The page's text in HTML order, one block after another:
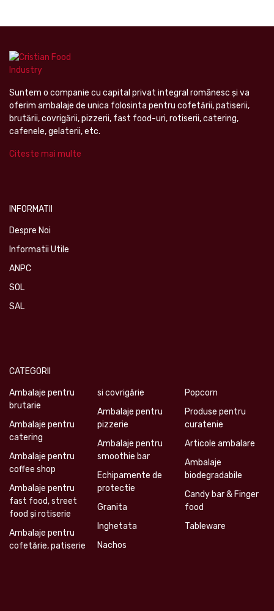
Suntem o companie cu capital privat integral românesc şi va
oferim ambalaje de unica folosinta pentru cofetării, patiserii,
brutării, covrigării, pizzerii, fast food-uri, rotiserii, catering,
cafenele, gelaterii, etc.
Citeste mai multe
INFORMATII
Despre Noi
Informatii Utile
ANPC
SOL
SAL
CATEGORII
Ambalaje pentru
brutarie
Ambalaje pentru
catering
Ambalaje pentru
coffee shop
Ambalaje pentru
fast food, street
food și rotiserie
Ambalaje pentru
cofetărie, patiserie
si covrigărie
Ambalaje pentru
pizzerie
Ambalaje pentru
smoothie bar
Echipamente de
protectie
Granita
Inghetata
Nachos
Popcorn
Produse pentru
curatenie
Articole ambalare
Ambalaje
biodegradabile
Candy bar & Finger
food
Tableware